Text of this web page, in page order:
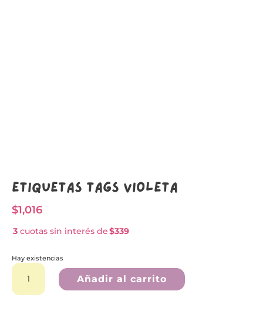
Etiquetas tags Violeta
$1,016
3 cuotas sin interés de$339
Hay existencias
Etiquetas
cantidad
Añadir al carrito